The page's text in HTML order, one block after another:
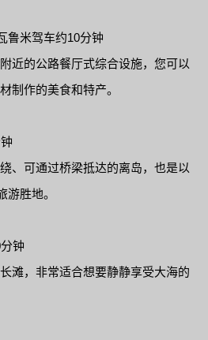
鲁米驾车约10分钟
近的公路餐厅式综合设施，您可以
制作的美食和特产。
、可通过桥梁抵达的离岛，也是以
游胜地。
钟
滩，非常适合想要静静享受大海的